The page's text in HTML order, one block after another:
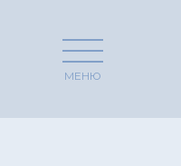
МЕНЮ